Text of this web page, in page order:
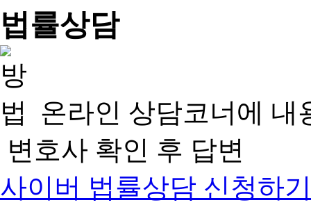
온라인 상담코너에 내
변호사 확인 후 답변
사이버 법률상담 신청하기